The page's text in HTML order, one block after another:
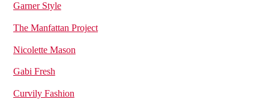
Garner Style
The Manfattan Project
Nicolette Mason
Gabi Fresh
Curvily Fashion